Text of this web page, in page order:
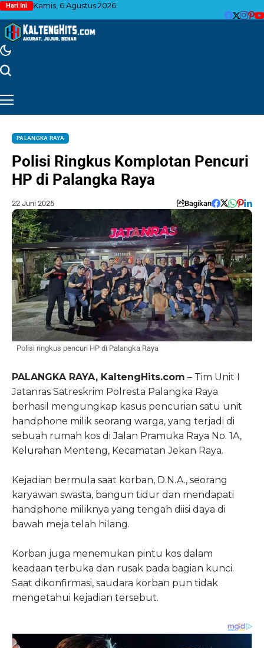
Hari Ini Kamis, 6 Agustus 2026
PALANGKA RAYA
Polisi Ringkus Komplotan Pencuri
HP di Palangka Raya
22 Juni 2025 Bagikan
Polisi ringkus pencuri HP di Palangka Raya
PALANGKA RAYA, KaltengHits.com – Tim Unit I
Jatanras Satreskrim Polresta Palangka Raya
berhasil mengungkap kasus pencurian satu unit
handphone milik seorang warga, yang terjadi di
sebuah rumah kos di Jalan Pramuka Raya No. 1A,
Kelurahan Menteng, Kecamatan Jekan Raya.
Kejadian bermula saat korban, D.N.A., seorang
karyawan swasta, bangun tidur dan mendapati
handphone miliknya yang tengah diisi daya di
bawah meja telah hilang.
Korban juga menemukan pintu kos dalam
keadaan terbuka dan rusak pada bagian kunci.
Saat dikonfirmasi, saudara korban pun tidak
mengetahui kejadian tersebut.